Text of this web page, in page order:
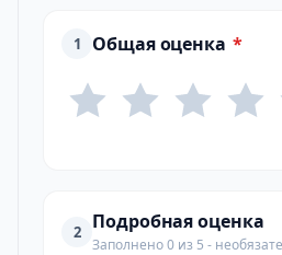
1 Общая оценка *
2 Подробная оценка
Заполнено 0 из 5 -